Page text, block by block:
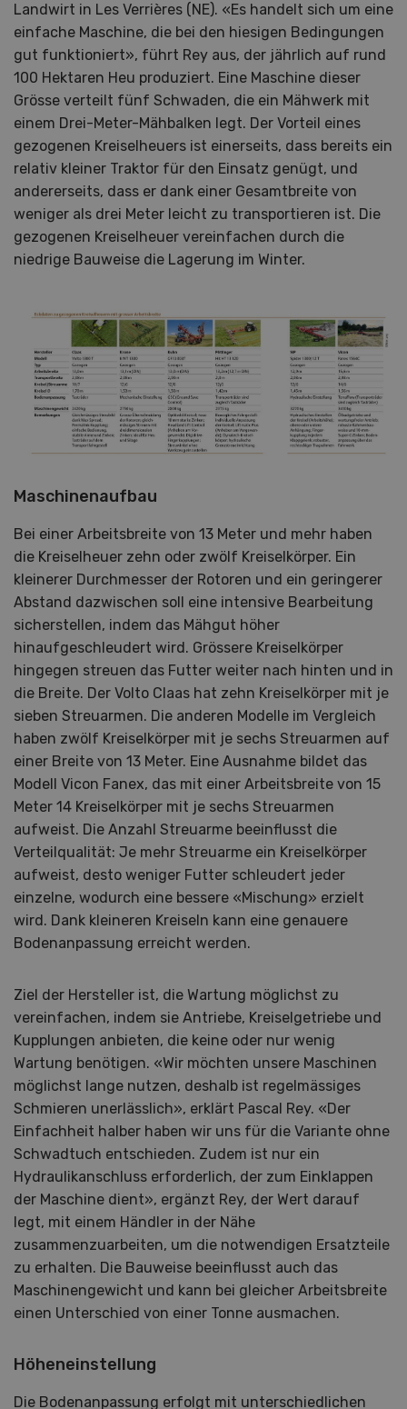
Landwirt in Les Verrières (NE). «Es handelt sich um eine
einfache Maschine, die bei den hiesigen Bedingungen
gut funktioniert», führt Rey aus, der jährlich auf rund
100 Hektaren Heu produziert. Eine Maschine dieser
Grösse verteilt fünf Schwaden, die ein Mähwerk mit
einem Drei-Meter-Mähbalken legt. Der Vorteil eines
gezogenen Kreiselheuers ist einerseits, dass bereits ein
relativ kleiner Traktor für den Einsatz genügt, und
andererseits, dass er dank einer Gesamtbreite von
weniger als drei Meter leicht zu transportieren ist. Die
gezogenen Kreiselheuer vereinfachen durch die
niedrige Bauweise die Lagerung im Winter.
Maschinenaufbau
Bei einer Arbeitsbreite von 13 Meter und mehr haben
die Kreiselheuer zehn oder zwölf Kreiselkörper. Ein
kleinerer Durchmesser der Rotoren und ein geringerer
Abstand dazwischen soll eine intensive Bearbeitung
sicherstellen, indem das Mähgut höher
hinaufgeschleudert wird. Grössere Kreiselkörper
hingegen streuen das Futter weiter nach hinten und in
die Breite. Der Volto Claas hat zehn Kreiselkörper mit je
sieben Streuarmen. Die anderen Modelle im Vergleich
haben zwölf Kreiselkörper mit je sechs Streuarmen auf
einer Breite von 13 Meter. Eine Ausnahme bildet das
Modell Vicon Fanex, das mit einer Arbeitsbreite von 15
Meter 14 Kreiselkörper mit je sechs Streuarmen
aufweist. Die Anzahl Streuarme beeinflusst die
Verteilqualität: Je mehr Streuarme ein Kreiselkörper
aufweist, desto weniger Futter schleudert jeder
einzelne, wodurch eine bessere «Mischung» erzielt
wird. Dank kleineren Kreiseln kann eine genauere
Bodenanpassung erreicht werden.
Ziel der Hersteller ist, die Wartung möglichst zu
vereinfachen, indem sie Antriebe, Kreiselgetriebe und
Kupplungen anbieten, die keine oder nur wenig
Wartung benötigen. «Wir möchten unsere Maschinen
möglichst lange nutzen, deshalb ist regelmässiges
Schmieren unerlässlich», erklärt Pascal Rey. «Der
Einfachheit halber haben wir uns für die Variante ohne
Schwadtuch entschieden. Zudem ist nur ein
Hydraulikanschluss erforderlich, der zum Einklappen
der Maschine dient», ergänzt Rey, der Wert darauf
legt, mit einem Händler in der Nähe
zusammenzuarbeiten, um die notwendigen Ersatzteile
zu erhalten. Die Bauweise beeinflusst auch das
Maschinengewicht und kann bei gleicher Arbeitsbreite
einen Unterschied von einer Tonne ausmachen.
Höheneinstellung
Die Bodenanpassung erfolgt mit unterschiedlichen